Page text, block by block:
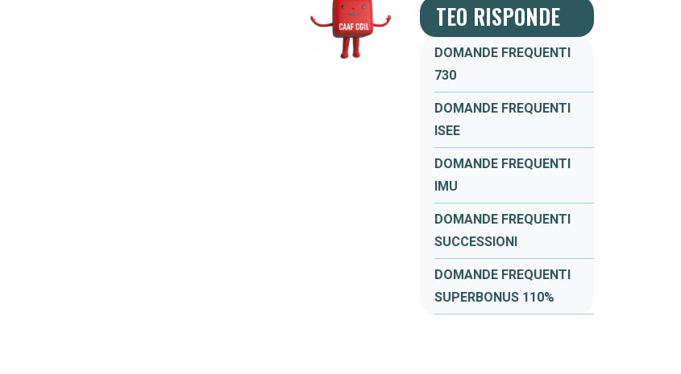
TEO RISPONDE
DOMANDE FREQUENTI
730
DOMANDE FREQUENTI
ISEE
DOMANDE FREQUENTI
IMU
DOMANDE FREQUENTI
SUCCESSIONI
DOMANDE FREQUENTI
SUPERBONUS 110%